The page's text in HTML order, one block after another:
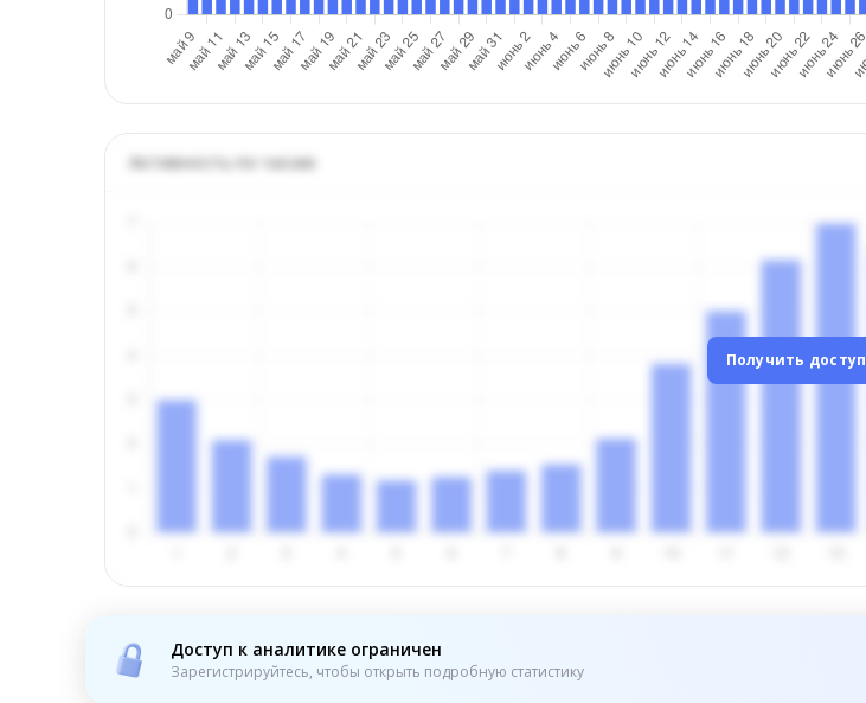
Активность по часам
Получить доступ
Доступ к аналитике ограничен
Зарегистрируйтесь, чтобы открыть подробную статистику